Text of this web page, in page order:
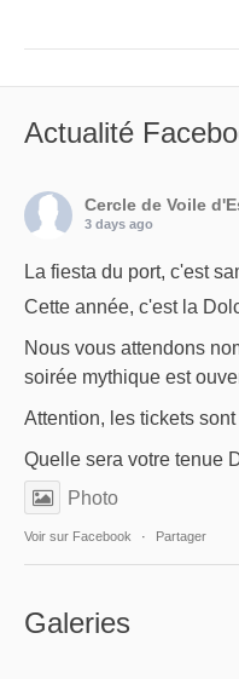
Actualité
Cercle de Voile
3 days ago
La fiesta du port, c'est
Cette année, c'est la
Nous vous attendons
soirée mythique est
Attention, les tickets
Quelle sera votre tenue
Photo
Voir sur Facebook · Partager
Galeries